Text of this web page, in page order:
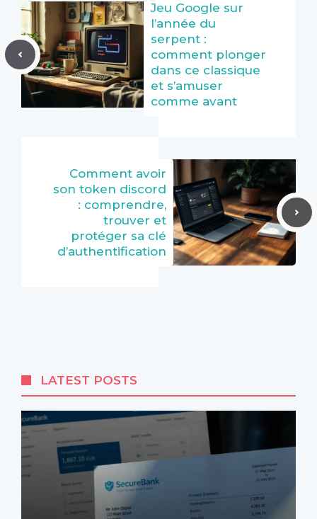
Jeu Google sur
l’année du
serpent :
comment plonger
dans ce classique
et s’amuser
comme avant
Comment avoir
son token discord
: comprendre,
trouver et
protéger sa clé
d’authentification
LATEST POSTS